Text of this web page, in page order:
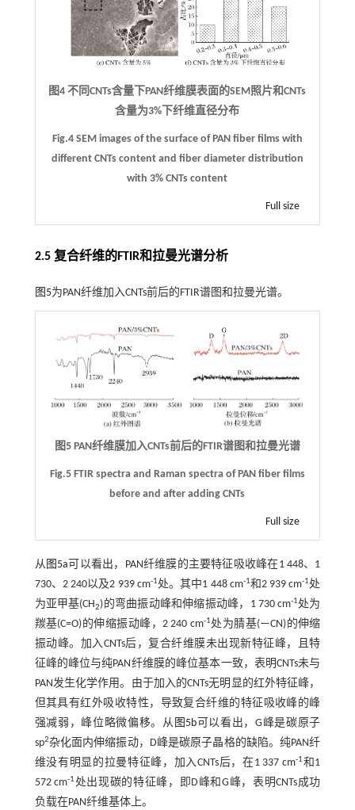
图4 不同CNTs含量下PAN纤维膜表面的SEM照片和CNTs
含量为3%下纤维直径分布
Fig.4 SEM images of the surface of PAN fiber films with
different CNTs content and fiber diameter distribution
with 3% CNTs content
Full size
2.5 复合纤维的FTIR和拉曼光谱分析
图5为PAN纤维加入CNTs前后的FTIR谱图和拉曼光谱。
图5 PAN纤维膜加入CNTs前后的FTIR谱图和拉曼光谱
Fig.5 FTIR spectra and Raman spectra of PAN fiber films
before and after adding CNTs
Full size
从图5a 可以看出，PAN纤维膜的主要特征吸收峰在1 448、1
730、2 240以及2 939 cm-1处。其中1 448 cm-1和2 939 cm-1处
为亚甲基(CH2)的弯曲振动峰和伸缩振动峰，1 730 cm-1处为
羰基(C=O)的伸缩振动峰，2 240 cm-1处为腈基(—CN)的伸缩
振动峰。加入CNTs后，复合纤维膜未出现新特征峰，且特
征峰的峰位与纯PAN纤维膜的峰位基本一致，表明CNTs未与
PAN发生化学作用。由于加入的CNTs无明显的红外特征峰，
但其具有红外吸收特性，导致复合纤维的特征吸收峰的峰
强减弱，峰位略微偏移。从 图5b 可以看出，G峰是碳原子
sp2杂化面内伸缩振动，D峰是碳原子晶格的缺陷。纯PAN纤
维没有明显的拉曼特征峰，加入CNTs后，在1 337 cm-1和1
572 cm-1处出现碳的特征峰，即D峰和G峰，表明CNTs成功
负载在PAN纤维基体上。